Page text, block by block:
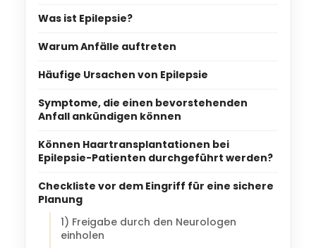
Was ist Epilepsie?
Warum Anfälle auftreten
Häufige Ursachen von Epilepsie
Symptome, die einen bevorstehenden
Anfall ankündigen können
Können Haartransplantationen bei
Epilepsie-Patienten durchgeführt werden?
Checkliste vor dem Eingriff für eine sichere
Planung
1) Freigabe durch den Neurologen
einholen